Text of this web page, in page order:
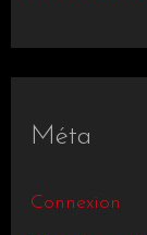
Méta
Connexion